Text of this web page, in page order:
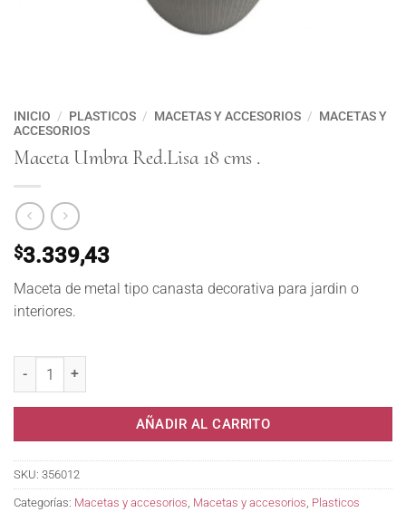
INICIO / PLASTICOS / MACETAS Y ACCESORIOS / MACETAS Y
ACCESORIOS
Maceta Umbra Red.Lisa 18 cms .
$3.339,43
Maceta de metal tipo canasta decorativa para jardin o
interiores.
AÑADIR AL CARRITO
SKU: 356012
Categorías: Macetas y accesorios Macetas y accesorios Plasticos